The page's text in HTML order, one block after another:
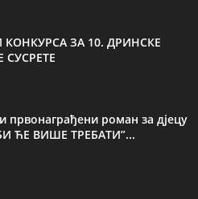
КОНКУРСА ЗА 10. ДРИНСКЕ
првонаграђени роман за дјецу
ЋЕ ВИШЕ ТРЕБАТИ”...